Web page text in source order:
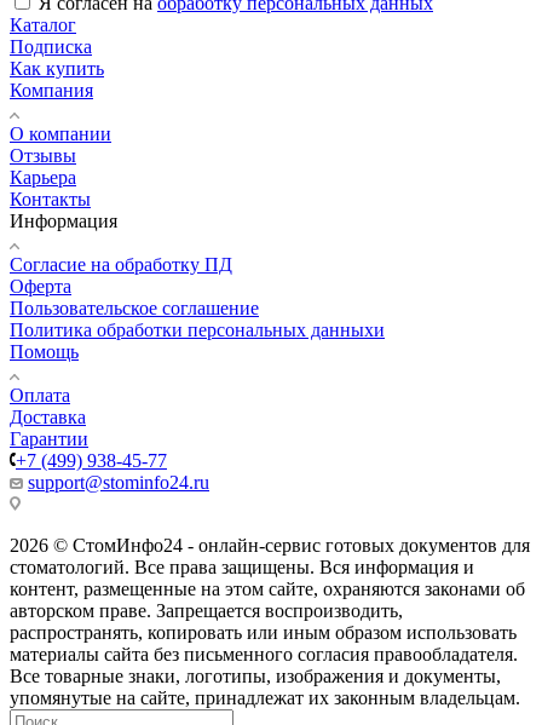
Каталог
Подписка
Как купить
Компания
О компании
Отзывы
Карьера
Контакты
Информация
Согласие на обработку ПД
Оферта
Пользовательское соглашение
Политика обработки персональных данныхи
Помощь
Оплата
Доставка
Гарантии
+7 (499) 938-45-77
support@stominfo24.ru
2026 © СтомИнфо24 - онлайн-сервис готовых документов для
стоматологий. Все права защищены. Вся информация и
контент, размещенные на этом сайте, охраняются законами об
авторском праве. Запрещается воспроизводить,
распространять, копировать или иным образом использовать
материалы сайта без письменного согласия правообладателя.
Все товарные знаки, логотипы, изображения и документы,
упомянутые на сайте, принадлежат их законным владельцам.